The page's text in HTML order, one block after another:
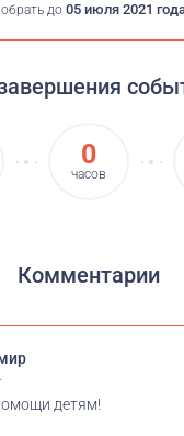
до 05 июля 2021
0
часов
Комментарии
детям!